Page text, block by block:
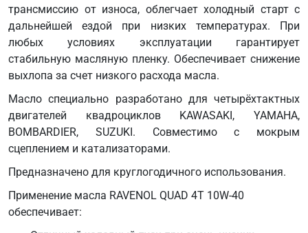
трансмиссию от износа, облегчает холодный старт с
дальнейшей ездой при низких температурах. При
любых условиях эксплуатации гарантирует
стабильную масляную пленку. Обеспечивает снижение
выхлопа за счет низкого расхода масла.
Масло специально разработано для четырёхтактных
двигателей квадроциклов KAWASAKI, YAMAHA,
BOMBARDIER, SUZUKI. Совместимо с мокрым
сцеплением и катализаторами.
Предназначено для круглогодичного использования.
Применение масла RAVENOL QUAD 4T 10W-40
обеспечивает: